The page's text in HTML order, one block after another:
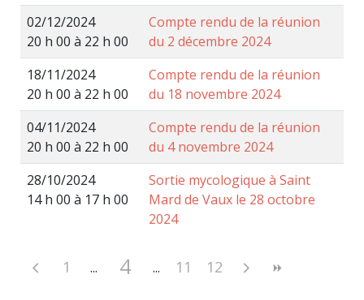
02/12/2024
20 h 00 à 22 h 00
Compte rendu de la réunion
du 2 décembre 2024
18/11/2024
20 h 00 à 22 h 00
Compte rendu de la réunion
du 18 novembre 2024
04/11/2024
20 h 00 à 22 h 00
Compte rendu de la réunion
du 4 novembre 2024
28/10/2024
14 h 00 à 17 h 00
Sortie mycologique à Saint
Mard de Vaux le 28 octobre
2024
1 4 11 12